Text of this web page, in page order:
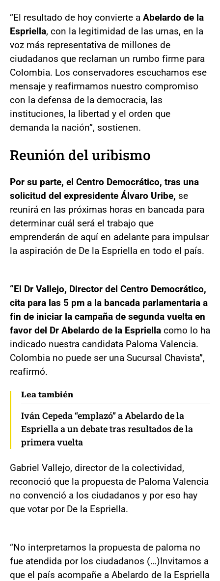
“El resultado de hoy convierte a Abelardo de la
Espriella, con la legitimidad de las urnas, en la
voz más representativa de millones de
ciudadanos que reclaman un rumbo firme para
Colombia. Los conservadores escuchamos ese
mensaje y reafirmamos nuestro compromiso
con la defensa de la democracia, las
instituciones, la libertad y el orden que
demanda la nación”, sostienen.
Reunión del uribismo
Por su parte, el Centro Democrático, tras una
solicitud del expresidente Álvaro Uribe, se
reunirá en las próximas horas en bancada para
determinar cuál será el trabajo que
emprenderán de aquí en adelante para impulsar
la aspiración de De la Espriella en todo el país.
“El Dr Vallejo, Director del Centro Democrático,
cita para las 5 pm a la bancada parlamentaria a
fin de iniciar la campaña de segunda vuelta en
favor del Dr Abelardo de la Espriella como lo ha
indicado nuestra candidata Paloma Valencia.
Colombia no puede ser una Sucursal Chavista”,
reafirmó.
Lea también
Iván Cepeda “emplazó” a Abelardo de la
Espriella a un debate tras resultados de la
primera vuelta
Gabriel Vallejo, director de la colectividad,
reconoció que la propuesta de Paloma Valencia
no convenció a los ciudadanos y por eso hay
que votar por De la Espriella.
“No interpretamos la propuesta de paloma no
fue atendida por los ciudadanos (…)Invitamos a
que el país acompañe a Abelardo de la Espriella